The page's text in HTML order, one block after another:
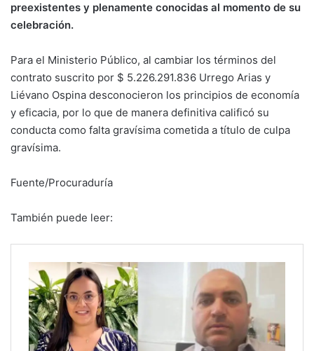
preexistentes y plenamente conocidas al momento de su
celebración.
Para el Ministerio Público, al cambiar los términos del
contrato suscrito por $ 5.226.291.836 Urrego Arias y
Liévano Ospina desconocieron los principios de economía
y eficacia, por lo que de manera definitiva calificó su
conducta como falta gravísima cometida a título de culpa
gravísima.
Fuente/Procuraduría
También puede leer: